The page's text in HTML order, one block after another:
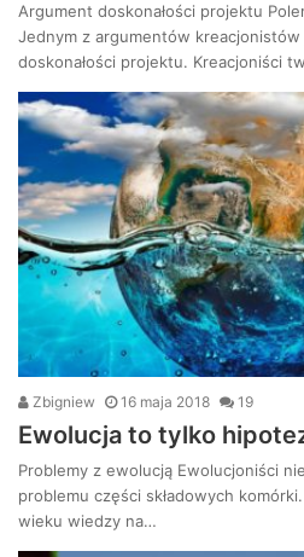
Argument doskonałości projektu
Jednym z argumentów
doskonałości projektu. Kreacjoniści
Zbigniew 16 maja 2018 19
Ewolucja to tylko
Problemy z ewolucją Ewolucjoniści
problemu części składowych
wieku wiedzy na…